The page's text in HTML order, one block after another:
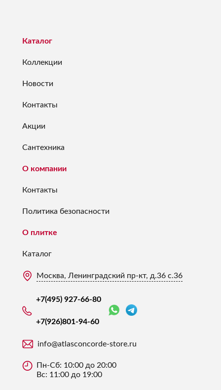
Каталог
Коллекции
Новости
Контакты
Акции
Сантехника
О компании
Контакты
Политика безопасности
О плитке
Каталог
Москва, Ленинградский пр-кт, д.36 с.36
+7(495) 927-66-80
+7(926)801-94-60
info@atlasconcorde-store.ru
Пн-Сб: 10:00 до 20:00
Вс: 11:00 до 19:00